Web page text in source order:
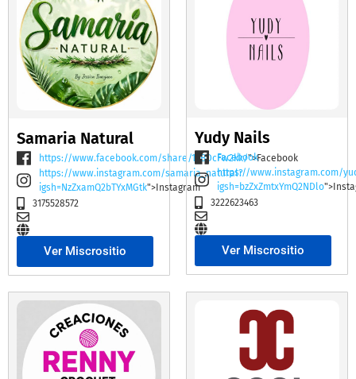
Samaria Natural
https://www.facebook.com/share/19BDcFw2kk/">Facebook
https://www.instagram.com/samaria_natural?
igsh=NzZxamQ2bTYxMGtk">Instagram
3175528572
Ver Miscrositio
Yudy Nails
Facebook
https://www.instagram.com/
igsh=bzZxZmtxYmQ2NDlo
3222623463
Ver Miscrositio